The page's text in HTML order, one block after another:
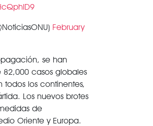
February
se han
casos globales
los continentes,
Los nuevos brotes
de
Oriente y Europa.